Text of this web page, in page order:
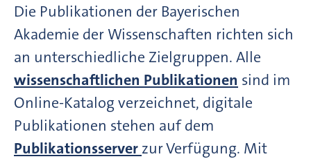
Die Publikationen der Bayerischen
Akademie der Wissenschaften richten sich
an unterschiedliche Zielgruppen. Alle
wissenschaftlichen Publikationen sind im
Online-Katalog verzeichnet, digitale
Publikationen stehen auf dem
Publikationsserver zur Verfügung. Mit